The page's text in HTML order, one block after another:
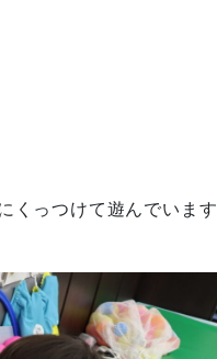
くっつけて遊んでいます